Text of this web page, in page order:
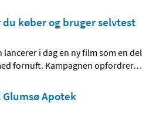
køber og bruger selvtest
i dag en ny film som en del
fornuft. Kampagnen opfordrer…
Apotek